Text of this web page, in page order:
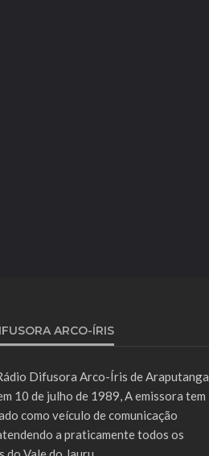
ARCO-ÍRIS
Difusora Arco-Íris de Araputanga.
10 de julho de 1989, A emissora tem
como veículo de comunicação
a praticamente todos os